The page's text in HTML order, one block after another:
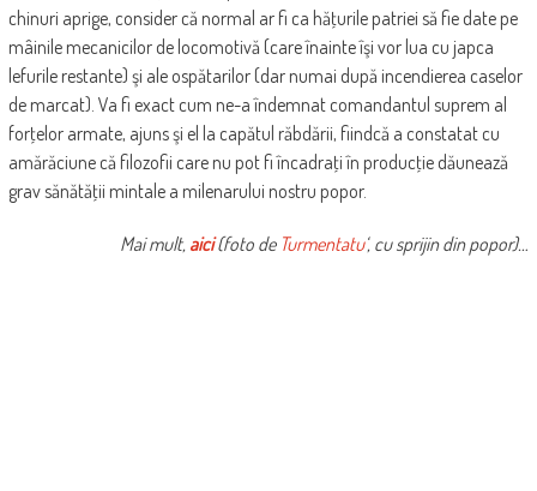
chinuri aprige, consider că normal ar fi ca hăţurile patriei să fie date pe
mâinile mecanicilor de locomotivă (care înainte îşi vor lua cu japca
lefurile restante) şi ale ospătarilor (dar numai după incendierea caselor
de marcat). Va fi exact cum ne-a îndemnat comandantul suprem al
forţelor armate, ajuns şi el la capătul răbdării, fiindcă a constatat cu
amărăciune că filozofii care nu pot fi încadraţi în producţie dăunează
grav sănătăţii mintale a milenarului nostru popor.
Mai mult, aici(foto de Turmentatu‘, cu sprijin din popor)…